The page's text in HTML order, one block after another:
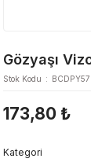
Gözyaşı
Stok Kodu
173,80 ₺
Kategori